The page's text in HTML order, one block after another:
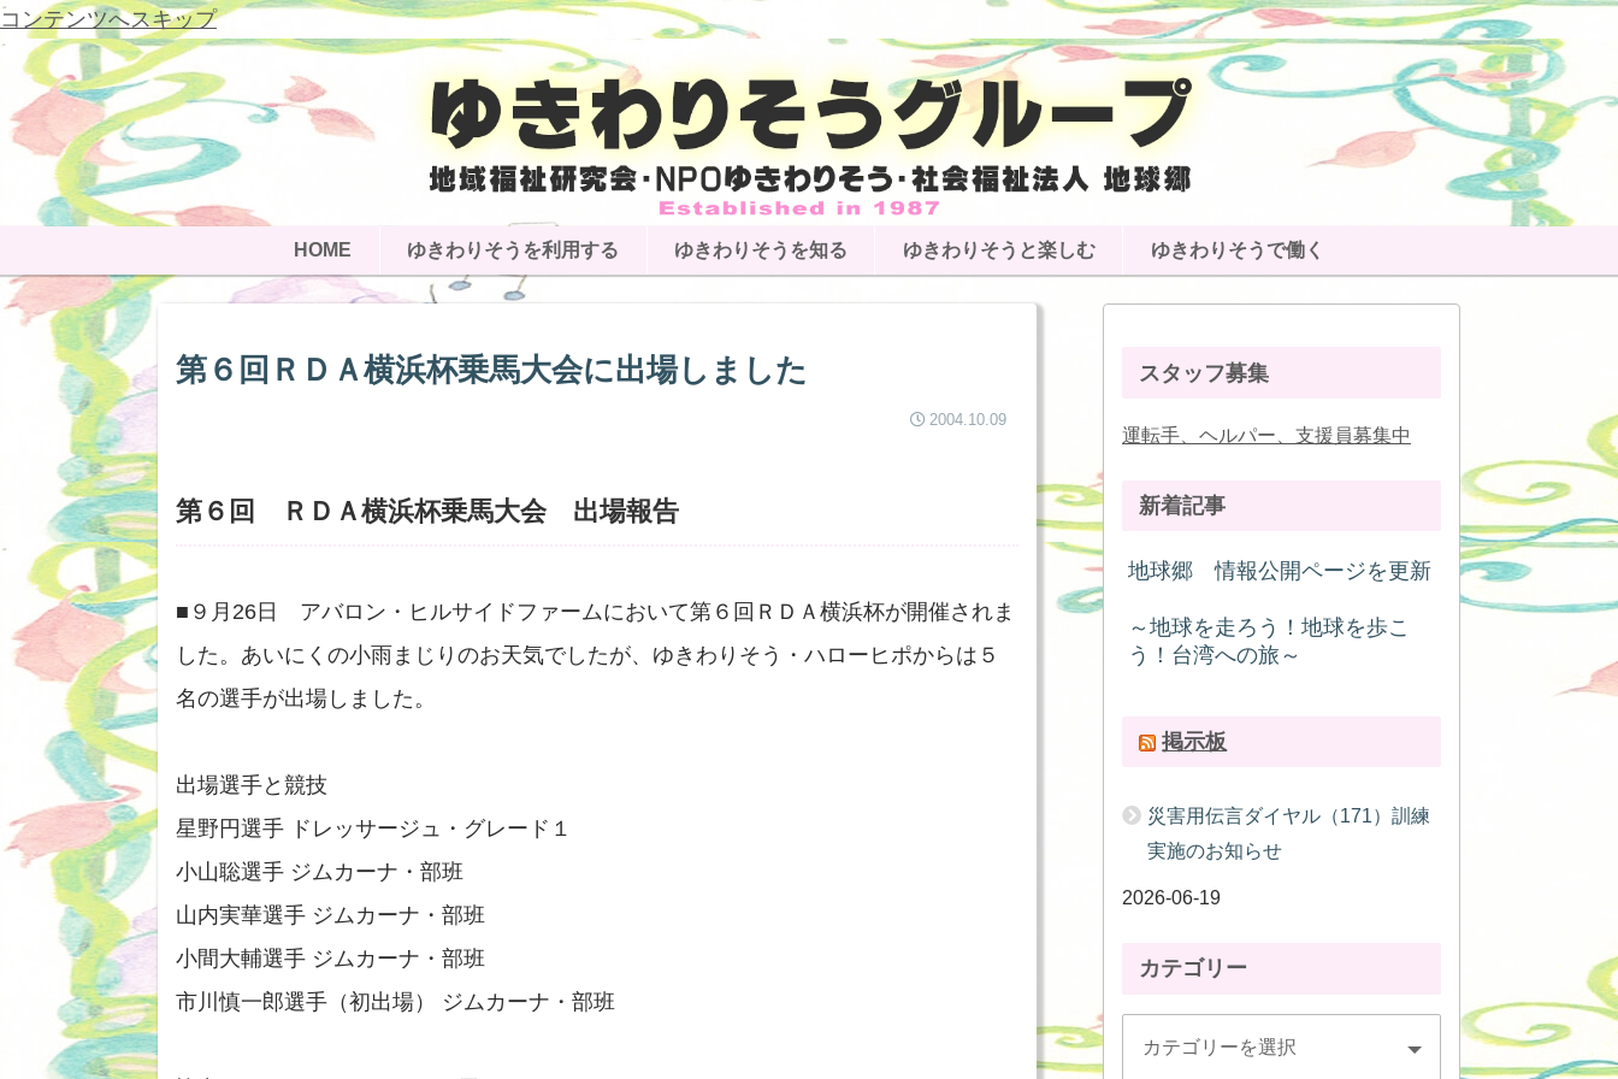
コンテンツへスキップ
HOME ゆきわりそうを利用する ゆきわりそうを知る ゆきわりそうと楽しむ ゆきわりそうで働く
第６回ＲＤＡ横浜杯乗馬大会に出場しました
2004.10.09
第６回 ＲＤＡ横浜杯乗馬大会 出場報告
■９月26日 アバロン・ヒルサイドファームにおいて第６回ＲＤＡ横浜杯が開催されま
した。あいにくの小雨まじりのお天気でしたが、ゆきわりそう・ハローヒポからは５
名の選手が出場しました。
出場選手と競技
星野円選手 ドレッサージュ・グレード１
小山聡選手 ジムカーナ・部班
山内実華選手 ジムカーナ・部班
小間大輔選手 ジムカーナ・部班
市川慎一郎選手（初出場） ジムカーナ・部班
スタッフ募集
運転手、ヘルパー、支援員募集中
新着記事
地球郷 情報公開ページを更新
～地球を走ろう！地球を歩こ
う！台湾への旅～
掲示板
災害用伝言ダイヤル（171）訓練
実施のお知らせ
2026-06-19
カテゴリー